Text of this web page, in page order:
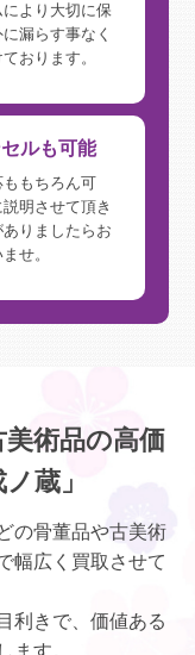
より大切に保
漏らす事なく
おります。
ルも可能
もちろん可
明させて頂き
りましたらお
せ。
術品の高価
蔵」
の骨董品や古美術
幅広く買取させて
利きで、価値ある